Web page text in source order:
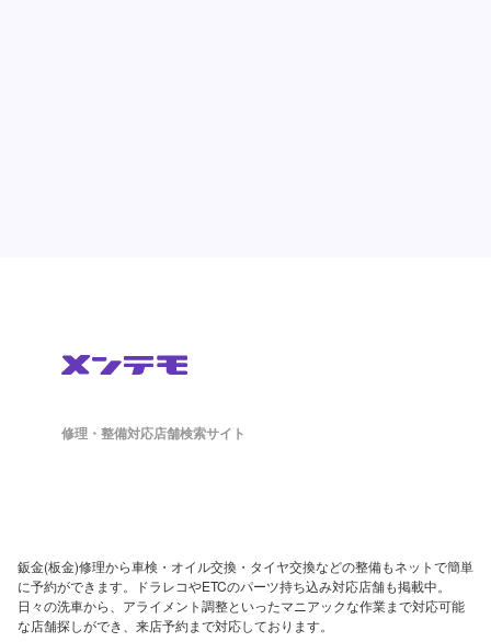
修理・整備対応店舗検索サイト
鈑金(板金)修理から車検・オイル交換・タイヤ交換などの整備もネットで簡単
に予約ができます。ドラレコやETCのパーツ持ち込み対応店舗も掲載中。
日々の洗車から、アライメント調整といったマニアックな作業まで対応可能
な店舗探しができ、来店予約まで対応しております。